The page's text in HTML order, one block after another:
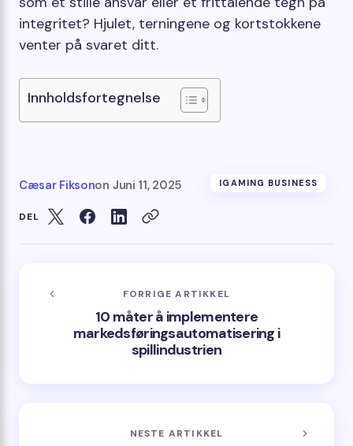
integritet? Hjulet, terningene og kortstokkene
venter på svaret ditt.
Innholdsfortegnelse
Cæsar Fiksonon Juni 11, 2025 IGAMING BUSINESS
DEL
FORRIGE ARTIKKEL
10 måter å implementere
markedsføringsautomatisering i
spillindustrien
NESTE ARTIKKEL